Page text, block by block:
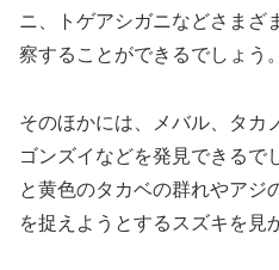
ニ、トゲアシガニなどさまざ
察することができるでしょう。
そのほかには、メバル、タカ
ゴンズイなどを発見できるで
と黄色のタカベの群れやアジ
を捉えようとするスズキを見